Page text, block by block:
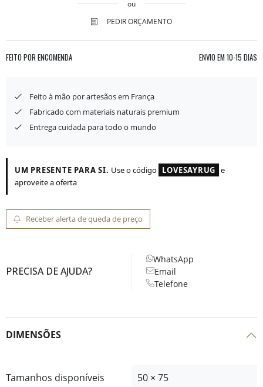
ou
PEDIR ORÇAMENTO
FEITO POR ENCOMENDA ENVIO EM 10-15 DIAS
Feito à mão por artesãos em França
Fabricado com materiais naturais premium
Entrega cuidada para todo o mundo
UM PRESENTE PARA SI. Use o código LOVESAYRUG e
aproveite a oferta
Receber alerta de queda de preço
PRECISA DE AJUDA?
WhatsApp
Email
Telefone
DIMENSÕES
Tamanhos disponíveis 50 × 75